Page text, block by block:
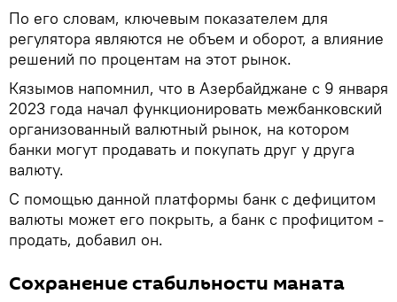
По его словам, ключевым показателем для
регулятора являются не объем и оборот, а влияние
решений по процентам на этот рынок.
Кязымов напомнил, что в Азербайджане с 9 января
2023 года начал функционировать межбанковский
организованный валютный рынок, на котором
банки могут продавать и покупать друг у друга
валюту.
С помощью данной платформы банк с дефицитом
валюты может его покрыть, а банк с профицитом -
продать, добавил он.
Сохранение стабильности маната